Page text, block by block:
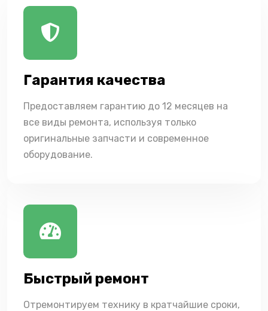
Гарантия качества
Предоставляем гарантию до 12 месяцев на
все виды ремонта, используя только
оригинальные запчасти и современное
оборудование.
Быстрый ремонт
Отремонтируем технику в кратчайшие сроки,